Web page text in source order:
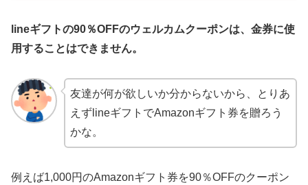
lineギフトの90％OFFのウェルカムクーポンは、金券に使
用することはできません。
友達が何が欲しいか分からないから、とりあ
えずlineギフトでAmazonギフト券を贈ろう
かな。
例えば1,000円のAmazonギフト券を90％OFFのクーポン